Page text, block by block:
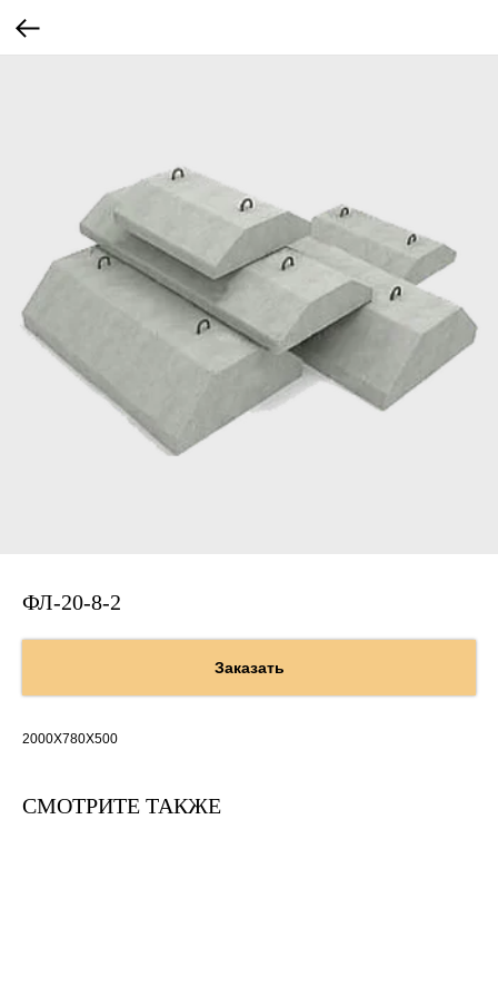
ФЛ-20-8-2
Заказать
2000Х780Х500
СМОТРИТЕ ТАКЖЕ